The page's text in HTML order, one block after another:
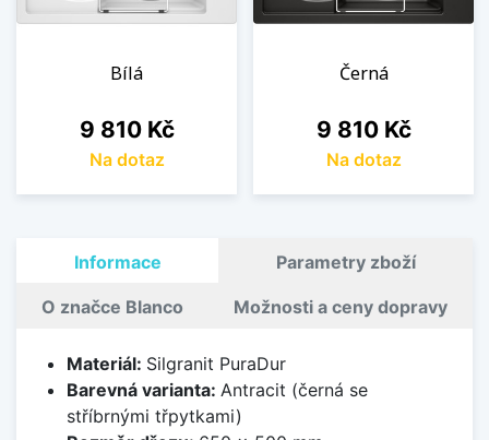
Bílá
Cena
9 810 Kč
Na dotaz
Černá
Cena
9 810 Kč
Na dotaz
Informace Parametry zboží
O značce Blanco Možnosti a ceny dopravy
Materiál: Silgranit PuraDur
Barevná varianta: Antracit (černá se
stříbrnými třpytkami)